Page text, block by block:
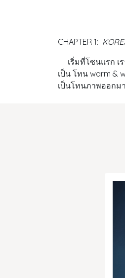
CHAPTER 1:
เริ่มที่โซนแรก เร
เป็น โทน warm &
เป็นโทนภาพออกม